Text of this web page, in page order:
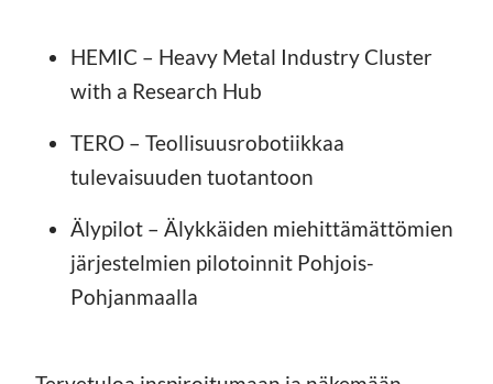
HEMIC – Heavy Metal Industry Cluster
with a Research Hub
TERO – Teollisuusrobotiikkaa
tulevaisuuden tuotantoon
Älypilot – Älykkäiden miehittämättömien
järjestelmien pilotoinnit Pohjois-
Pohjanmaalla